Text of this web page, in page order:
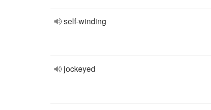
self-winding
jockeyed